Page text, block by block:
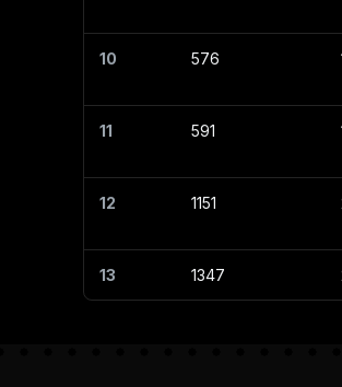
10 576
11 591
12 1151
13 1347